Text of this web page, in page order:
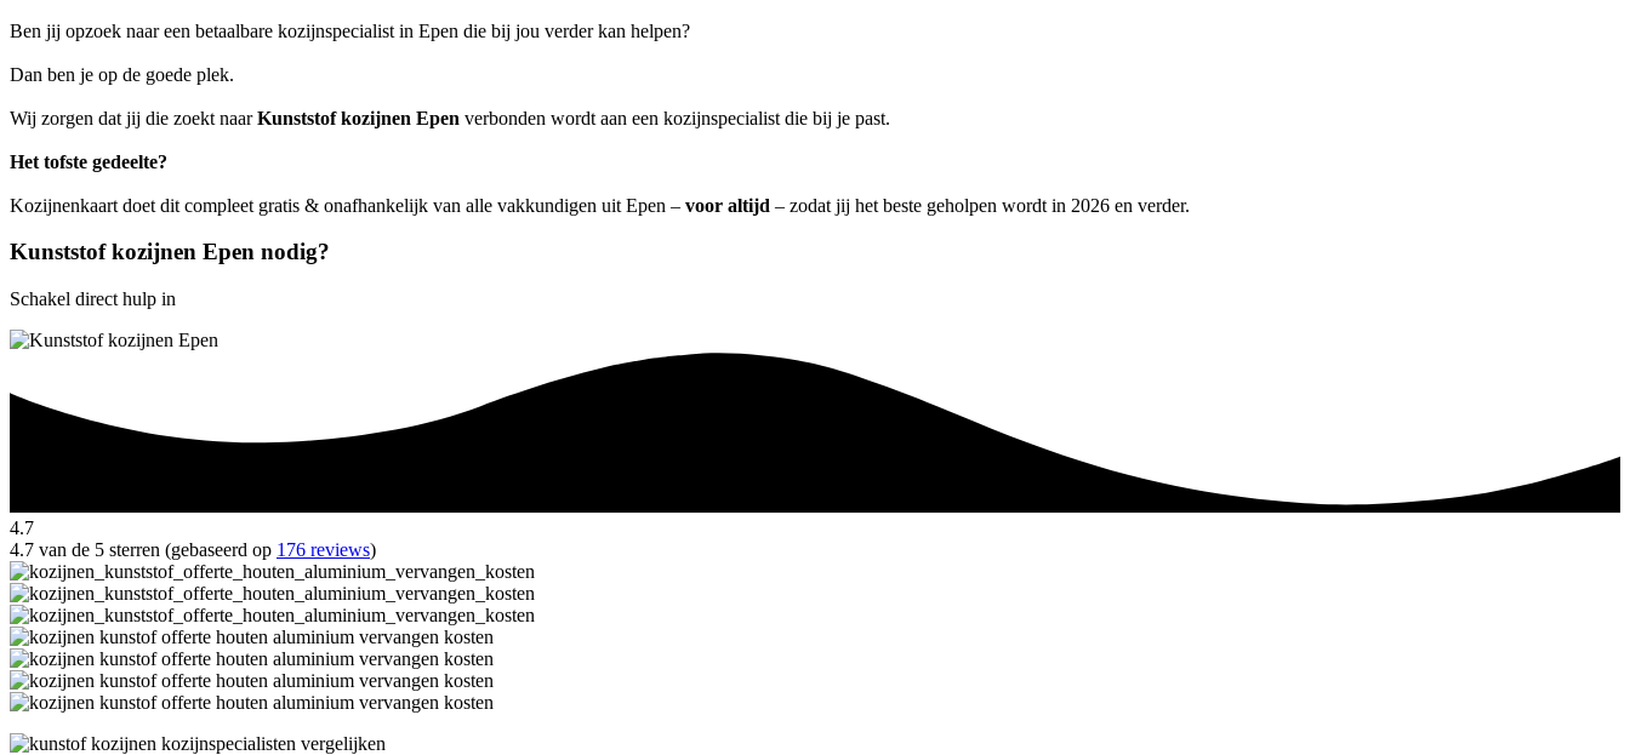
Ben jij opzoek naar een betaalbare kozijnspecialist in Epen die bij jou verder kan helpen?
Dan ben je op de goede plek.
Wij zorgen dat jij die zoekt naarKunststof kozijnen Epen verbonden wordt aan een kozijnspecialist die bij je past.
Het tofste gedeelte?
Kozijnenkaart doet dit compleet gratis & onafhankelijk van alle vakkundigen uit Epen – voor altijd – zodat jij het beste geholpen wordt in 2026 en verder.
Kunststof kozijnen Epen nodig?
Schakel direct hulp in
4.7
4.7 van de 5 sterren (gebaseerd op 176 reviews)